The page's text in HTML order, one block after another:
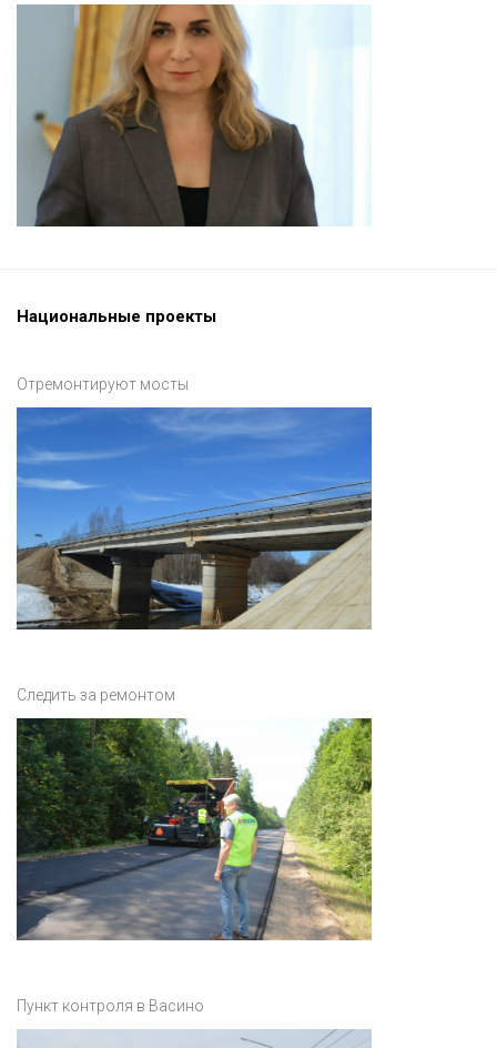
Национальные проекты
Отремонтируют мосты
Следить за ремонтом
Пункт контроля в Васино